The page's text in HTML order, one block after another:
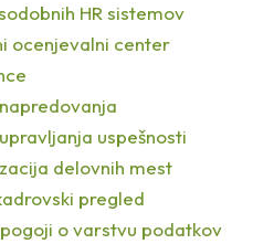
HR sistemov
ocenjevalni center
uspešnosti
delovnih mest
pregled
o varstvu podatkov